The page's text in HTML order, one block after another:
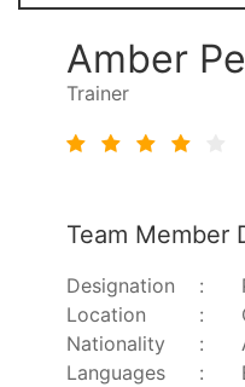
Amber
Trainer
Team Member
Designation :
Location
:
Nationality
:
Languages
: